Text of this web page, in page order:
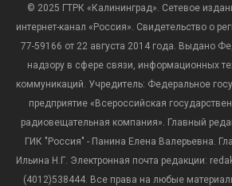
© 2025 ГТРК «Калининград». Сетевое
интернет-канал «Россия». Свидетельство о
77-59166 от 22 августа 2014 года. Выдано
надзору в сфере связи, информационных
коммуникаций. Учредитель: Федеральное
предприятие «Всероссийская
радиовещательная компания». Главный
ГИК "Россия" - Панина Елена Валерьевна.
Ильина Н.Г. Электронная почта редакции:
(4012)538444. Все права на любые